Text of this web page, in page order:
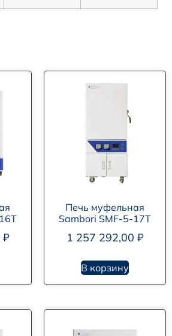
₽
Печь муфельная
Sambori SMF-5-17T
1 257 292,00 ₽
В корзину